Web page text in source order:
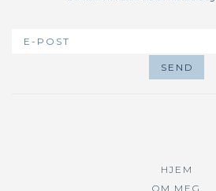
HJEM
OM MEG